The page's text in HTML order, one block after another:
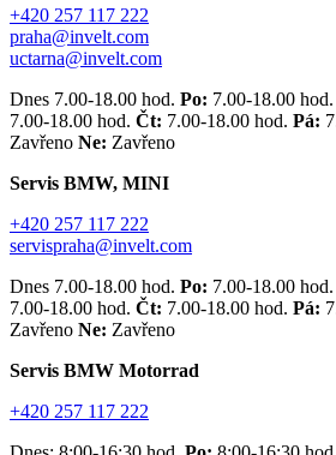
+420 257 117 222
praha@invelt.com
uctarna@invelt.com
Dnes 7.00-18.00 hod. Po: 7.00-18.00 hod.
7.00-18.00 hod. Čt: 7.00-18.00 hod. Pá:
Zavřeno Ne: Zavřeno
Servis BMW, MINI
+420 257 117 222
servispraha@invelt.com
Dnes 7.00-18.00 hod. Po: 7.00-18.00 hod.
7.00-18.00 hod. Čt: 7.00-18.00 hod. Pá:
Zavřeno Ne: Zavřeno
Servis BMW Motorrad
+420 257 117 222